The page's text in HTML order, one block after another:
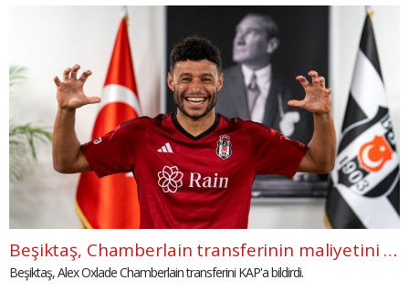
Beşiktaş, Chamberlain transferinin maliyetini KAP'a duyurdu
Beşiktaş, Alex Oxlade Chamberlain transferini KAP'a bildirdi.